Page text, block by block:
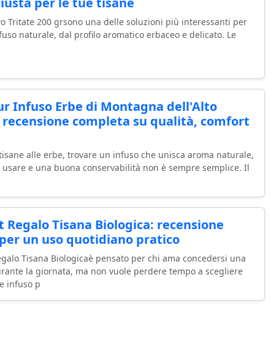
Tritate 200 grsono una delle soluzioni più interessanti per
naturale, dal profilo aromatico erbaceo e delicato. Le
Infuso Erbe di Montagna dell'Alto
recensione completa su qualità, comfort
alle erbe, trovare un infuso che unisca aroma naturale,
e una buona conservabilità non è sempre semplice. Il
Regalo Tisana Biologica: recensione
un uso quotidiano pratico
Tisana Biologicaè pensato per chi ama concedersi una
la giornata, ma non vuole perdere tempo a scegliere
infuso p